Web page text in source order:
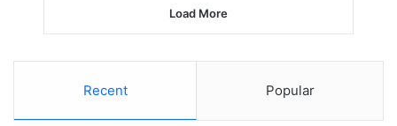
Load More
Recent Popular